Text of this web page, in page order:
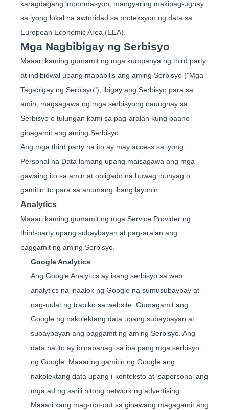
karagdagang impormasyon, mangyaring makipag-ugnay
sa iyong lokal na awtoridad sa proteksyon ng data sa
European Economic Area (EEA).
Mga Nagbibigay ng Serbisyo
Maaari kaming gumamit ng mga kumpanya ng third party
at indibidwal upang mapabilis ang aming Serbisyo ("Mga
Tagabigay ng Serbisyo"), ibigay ang Serbisyo para sa
amin, magsagawa ng mga serbisyong nauugnay sa
Serbisyo o tulungan kami sa pag-aralan kung paano
ginagamit ang aming Serbisyo.
Ang mga third party na ito ay may access sa iyong
Personal na Data lamang upang maisagawa ang mga
gawaing ito sa amin at obligado na huwag ibunyag o
gamitin ito para sa anumang ibang layunin.
Analytics
Maaari kaming gumamit ng mga Service Provider ng
third-party upang subaybayan at pag-aralan ang
paggamit ng aming Serbisyo.
Google Analytics
Ang Google Analytics ay isang serbisyo sa web
analytics na inaalok ng Google na sumusubaybay at
nag-uulat ng trapiko sa website. Gumagamit ang
Google ng nakolektang data upang subaybayan at
subaybayan ang paggamit ng aming Serbisyo. Ang
data na ito ay ibinabahagi sa iba pang mga serbisyo
ng Google. Maaaring gamitin ng Google ang
nakolektang data upang i-konteksto at isapersonal ang
mga ad ng sarili nitong network ng advertising.
Maaari kang mag-opt-out sa ginawang magagamit ang